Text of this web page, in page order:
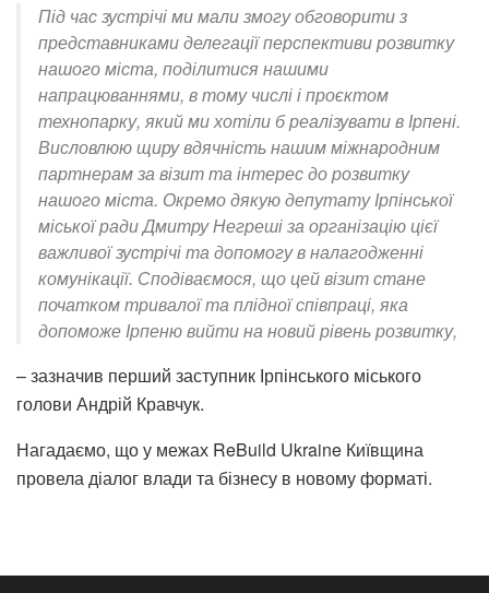
Під час зустрічі ми мали змогу обговорити з
представниками делегації перспективи розвитку
нашого міста, поділитися нашими
напрацюваннями, в тому числі і проєктом
технопарку, який ми хотіли б реалізувати в Ірпені.
Висловлюю щиру вдячність нашим міжнародним
партнерам за візит та інтерес до розвитку
нашого міста. Окремо дякую депутату Ірпінської
міської ради Дмитру Негреші за організацію цієї
важливої зустрічі та допомогу в налагодженні
комунікації. Сподіваємося, що цей візит стане
початком тривалої та плідної співпраці, яка
допоможе Ірпеню вийти на новий рівень розвитку,
– зазначив перший заступник Ірпінського міського
голови Андрій Кравчук.
Нагадаємо, що у межах ReBuild Ukraine Київщина
провела діалог влади та бізнесу в новому форматі.